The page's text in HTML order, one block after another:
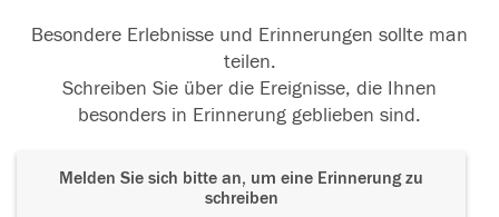
Besondere Erlebnisse und Erinnerungen sollte man
teilen.
Schreiben Sie über die Ereignisse, die Ihnen
besonders in Erinnerung geblieben sind.
Melden Sie sich bitte an, um eine Erinnerung zu
schreiben